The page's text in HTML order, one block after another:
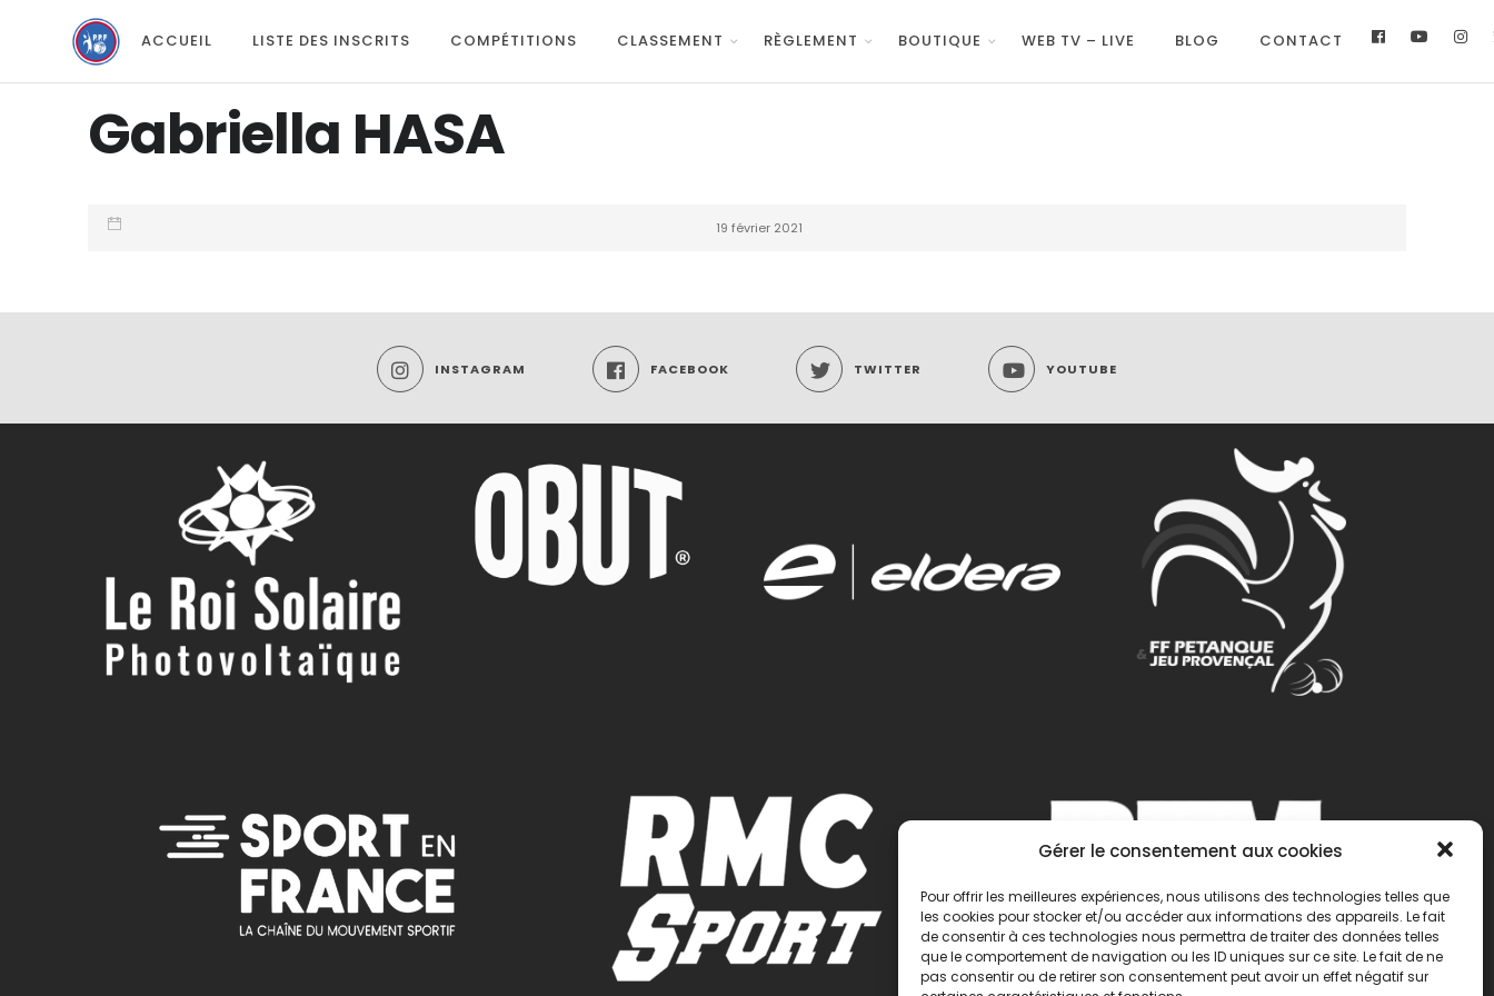
Gérer le consentement aux cookies
Pour offrir les meilleures expériences, nous utilisons des technologies telles que
les cookies pour stocker et/ou accéder aux informations des appareils. Le fait
de consentir à ces technologies nous permettra de traiter des données telles
que le comportement de navigation ou les ID uniques sur ce site. Le fait de ne
pas consentir ou de retirer son consentement peut avoir un effet négatif sur
ACCUEIL LISTE DES INSCRITS COMPÉTITIONS CLASSEMENT RÈGLEMENT BOUTIQUE WEB TV – LIVE BLOG CONTACT
Gabriella HASA
19 février 2021
INSTAGRAM FACEBOOK TWITTER YOUTUBE